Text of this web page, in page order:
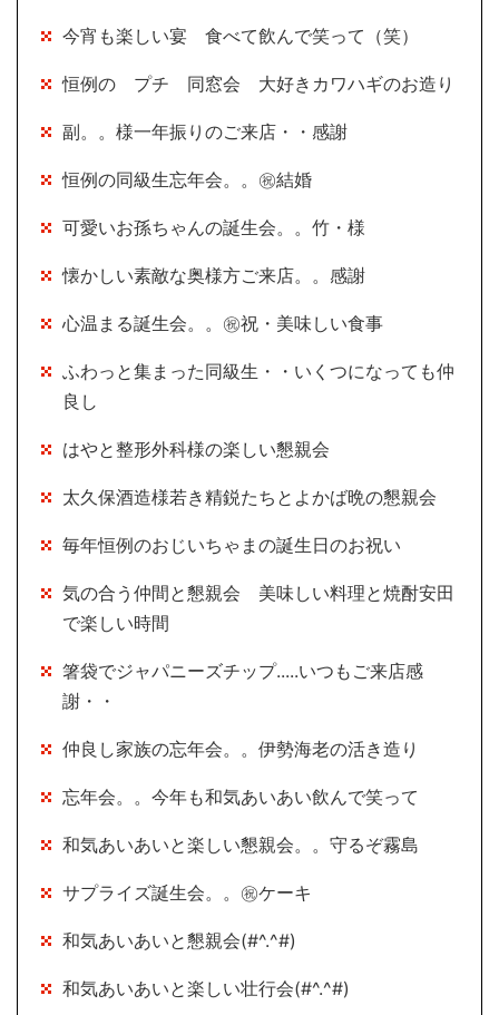
今宵も楽しい宴 食べて飲んで笑って（笑）
恒例の プチ 同窓会 大好きカワハギのお造り
副。。様一年振りのご来店・・感謝
恒例の同級生忘年会。。㊗結婚
可愛いお孫ちゃんの誕生会。。竹・様
懐かしい素敵な奥様方ご来店。。感謝
心温まる誕生会。。㊗祝・美味しい食事
ふわっと集まった同級生・・いくつになっても仲
良し
はやと整形外科様の楽しい懇親会
太久保酒造様若き精鋭たちとよかば晩の懇親会
毎年恒例のおじいちゃまの誕生日のお祝い
気の合う仲間と懇親会 美味しい料理と焼酎安田
で楽しい時間
箸袋でジャパニーズチップ.....いつもご来店感
謝・・
仲良し家族の忘年会。。伊勢海老の活き造り
忘年会。。今年も和気あいあい飲んで笑って
和気あいあいと楽しい懇親会。。守るぞ霧島
サプライズ誕生会。。㊗ケーキ
和気あいあいと懇親会(#^.^#)
和気あいあいと楽しい壮行会(#^.^#)